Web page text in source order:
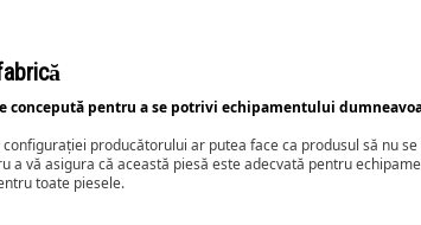
concepută pentru a se potrivi echipamentului
producătorului ar putea face ca produsul să nu
a vă asigura că această piesă este adecvată pentru
toate piesele.